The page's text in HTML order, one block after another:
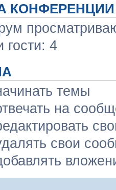
КОНФЕРЕНЦИИ
гости: 4
темы
на
свои